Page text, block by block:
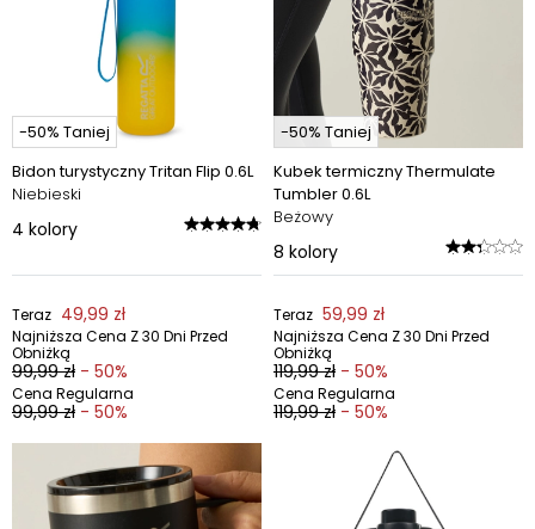
-50% Taniej
Bidon turystyczny Tritan Flip 0.6L
Niebieski
4 kolory
Teraz 49,99 zł
Najniższa Cena Z 30 Dni Przed
Obniżką
99,99 zł - 50%
Cena Regularna
99,99 zł - 50%
-50% Taniej
Kubek termiczny Thermulate
Tumbler 0.6L
Beżowy
8 kolory
Teraz 59,99 zł
Najniższa Cena Z 30 Dni Przed
Obniżką
119,99 zł - 50%
Cena Regularna
119,99 zł - 50%